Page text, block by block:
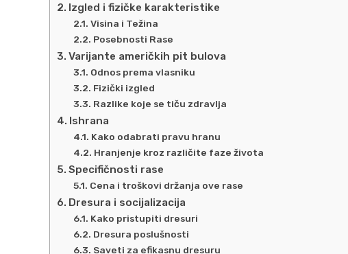
Izgled i fizičke karakteristike
Visina i Težina
Posebnosti Rase
Varijante američkih pit bulova
Odnos prema vlasniku
Fizički izgled
Razlike koje se tiču zdravlja
Ishrana
Kako odabrati pravu hranu
Hranjenje kroz različite faze života
Specifičnosti rase
Cena i troškovi držanja ove rase
Dresura i socijalizacija
Kako pristupiti dresuri
Dresura poslušnosti
Saveti za efikasnu dresuru